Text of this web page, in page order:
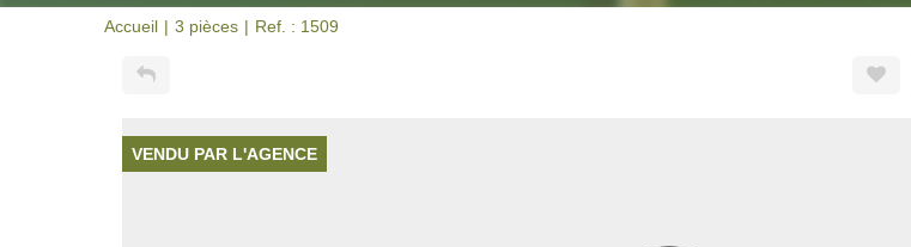
Accueil 3 pièces Ref. : 1509
VENDU PAR L'AGENCE